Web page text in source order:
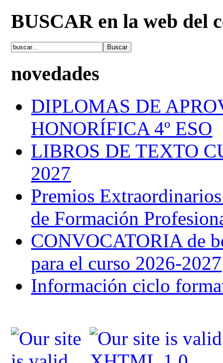
BUSCAR en la web del
novedades
DIPLOMAS DE
HONORÍFICA 4º ESO
LIBROS DE TEXTO
2027
Premios
de Formación
CONVOCATORIA de
para el curso 2026-2027
Información ciclo